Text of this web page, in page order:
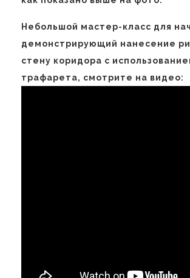
Небольшой мастер-класс для
демонстрирующий нанесение
стену коридора с
трафарета, смотрите на видео: